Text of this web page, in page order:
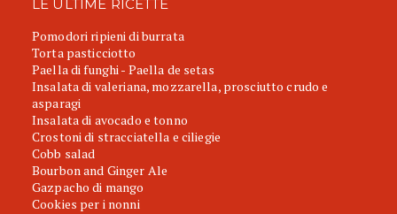
LE ULTIME RICETTE
Pomodori ripieni di burrata
Torta pasticciotto
Paella di funghi - Paella de setas
Insalata di valeriana, mozzarella, prosciutto crudo e
asparagi
Insalata di avocado e tonno
Crostoni di stracciatella e ciliegie
Cobb salad
Bourbon and Ginger Ale
Gazpacho di mango
Cookies per i nonni